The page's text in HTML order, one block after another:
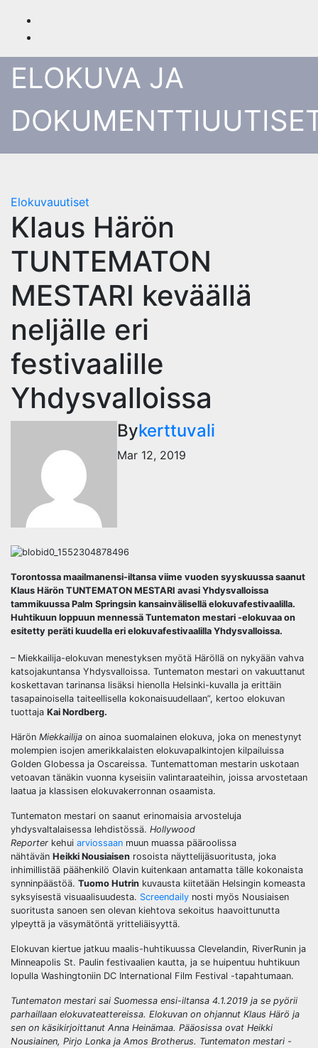
content
ELOKUVA JA
Elokuvauutiset
Klaus Härön
TUNTEMATON
MESTARI keväällä
neljälle eri
festivaalille
Yhdysvalloissa
Bykerttuvali
Mar 12, 2019
Torontossa maailmanensi-iltansa viime vuoden syyskuussa saanut
Klaus Härön TUNTEMATON MESTARI avasi Yhdysvalloissa
tammikuussa Palm Springsin kansainvälisellä elokuvafestivaalilla.
Huhtikuun loppuun mennessä Tuntematon mestari -elokuvaa on
esitetty peräti kuudella eri elokuvafestivaalilla Yhdysvalloissa.
– Miekkailija-elokuvan menestyksen myötä Häröllä on nykyään vahva
katsojakuntansa Yhdysvalloissa. Tuntematon mestari on vakuuttanut
koskettavan tarinansa lisäksi hienolla Helsinki-kuvalla ja erittäin
tasapainoisella taiteellisella kokonaisuudellaan”, kertoo elokuvan
tuottaja Kai Nordberg.
Härön Miekkailija on ainoa suomalainen elokuva, joka on menestynyt
molempien isojen amerikkalaisten elokuvapalkintojen kilpailuissa
Golden Globessa ja Oscareissa. Tuntemattoman mestarin uskotaan
vetoavan tänäkin vuonna kyseisiin valintaraateihin, joissa arvostetaan
laatua ja klassisen elokuvakerronnan osaamista.
Tuntematon mestari on saanut erinomaisia arvosteluja
yhdysvaltalaisessa lehdistössä. Hollywood
Reporter kehui arviossaan muun muassa pääroolissa
nähtävän Heikki Nousiaisen rosoista näyttelijäsuoritusta, joka
inhimillistää päähenkilö Olavin kuitenkaan antamatta tälle kokonaista
synninpäästöä. Tuomo Hutrin kuvausta kiitetään Helsingin komeasta
syksyisestä visuaalisuudesta. Screendaily nosti myös Nousiaisen
suoritusta sanoen sen olevan kiehtova sekoitus haavoittunutta
ylpeyttä ja väsymätöntä yritteliäisyyttä.
Elokuvan kiertue jatkuu maalis-huhtikuussa Clevelandin, RiverRunin ja
Minneapolis St. Paulin festivaalien kautta, ja se huipentuu huhtikuun
lopulla Washingtoniin DC International Film Festival -tapahtumaan.
Tuntematon mestari sai Suomessa ensi-iltansa 4.1.2019 ja se pyörii
parhaillaan elokuvateattereissa. Elokuvan on ohjannut Klaus Härö ja
sen on käsikirjoittanut Anna Heinämaa. Pääosissa ovat Heikki
Nousiainen, Pirjo Lonka ja Amos Brotherus. Tuntematon mestari -